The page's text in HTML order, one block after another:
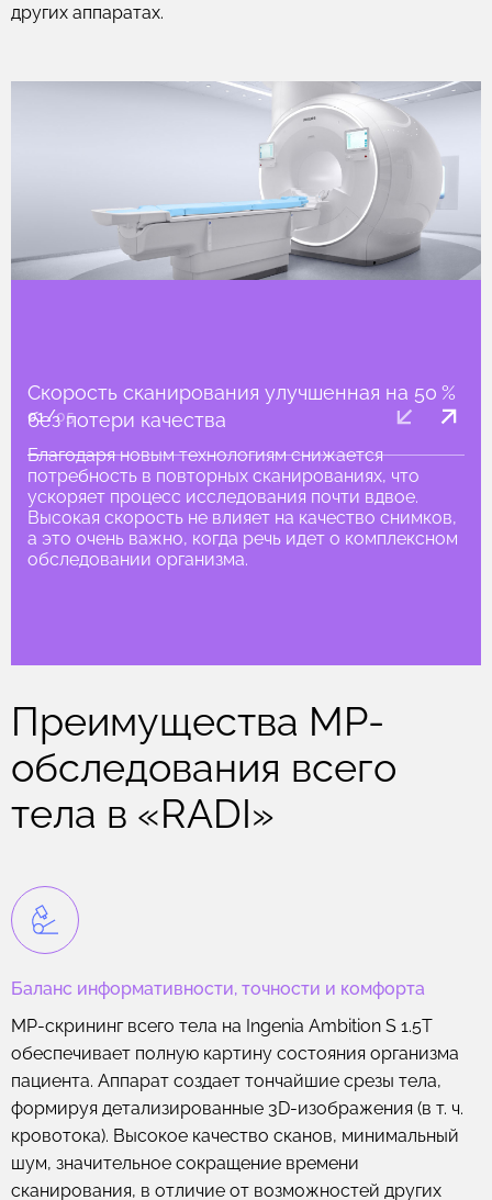
других аппаратах.
Скорость сканирования улучшенная на 50 %
без потери качества
Благодаря новым технологиям снижается
потребность в повторных сканированиях, что
ускоряет процесс исследования почти вдвое.
Высокая скорость не влияет на качество снимков,
а это очень важно, когда речь идет о комплексном
обследовании организма.
O-MAR (Orthopedic
Metal Artifact Reduction), dStream, MultiVane XD
01/05
Преимущества МР-
обследования всего
тела в «RADI»
Баланс информативности, точности и комфорта
МР-скрининг всего тела на Ingenia Ambition S 1.5T
обеспечивает полную картину состояния организма
пациента. Аппарат создает тончайшие срезы тела,
формируя детализированные 3D-изображения (в т. ч.
кровотока). Высокое качество сканов, минимальный
шум, значительное сокращение времени
сканирования, в отличие от возможностей других